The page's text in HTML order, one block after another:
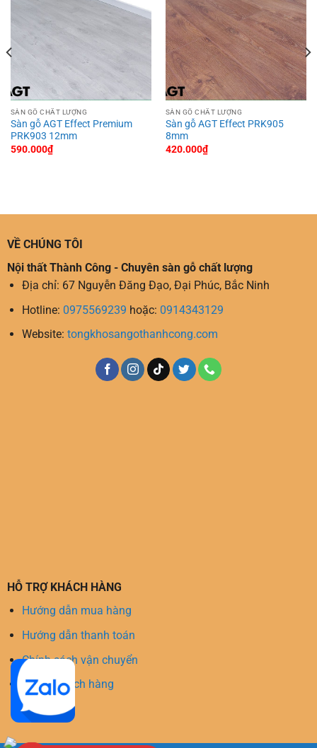
SÀN GỖ CHẤT LƯỢNG
Sàn gỗ AGT Effect Premium
PRK903 12mm
590.000₫
SÀN GỖ CHẤT LƯỢNG
Sàn gỗ AGT Effect PRK905
8mm
420.000₫
VỀ CHÚNG TÔI
Nội thất Thành Công - Chuyên sàn gỗ chất lượng
Địa chỉ: 67 Nguyễn Đăng Đạo, Đại Phúc, Bắc Ninh
Hotline: 0975569239 hoặc: 0914343129
Website: tongkhosangothanhcong.com
HỖ TRỢ KHÁCH HÀNG
Hướng dẫn mua hàng
Hướng dẫn thanh toán
Chính sách vận chuyển
Hỗ trợ khách hàng